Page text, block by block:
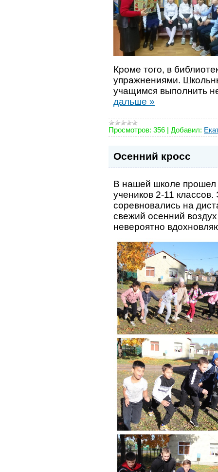
Кроме того, в
упражнениями.
учащимся выполнить
дальше »
Просмотров: 356 | Добавил:
Осенний кросс
В нашей школе прошел
учеников 2-11
соревновались на
свежий осенний
невероятно